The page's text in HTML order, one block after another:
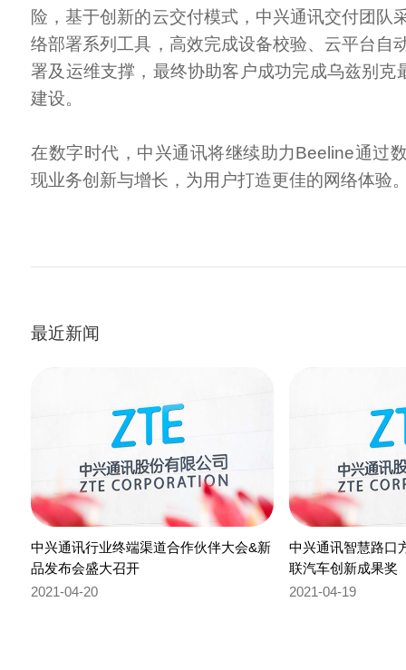
险，基于创新的云交付模式，中兴通讯交付团队
络部署系列工具，高效完成设备校验、云平台自
署及运维支撑，最终协助客户成功完成乌兹别克
建设。
在数字时代，中兴通讯将继续助力Beeline通过
现业务创新与增长，为用户打造更佳的网络体验
最近新闻
中兴通讯行业终端渠道合作伙伴大会&新
品发布会盛大召开
2021-04-20
中兴通讯智慧路口
联汽车创新成果奖
2021-04-19